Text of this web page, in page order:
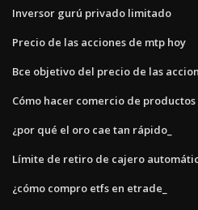
Inversor gurú privado limitado
Precio de las acciones de mtp hoy
Bce objetivo del precio de las
Cómo hacer comercio de
¿por qué el oro cae tan rápido_
Límite de retiro de cajero
¿cómo compro etfs en etrade_